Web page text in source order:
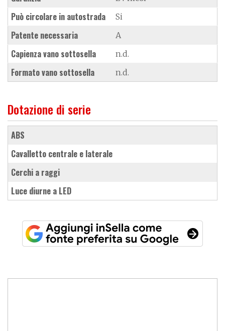
Può circolare in autostrada Si
Patente necessaria A
Capienza vano sottosella n.d.
Formato vano sottosella n.d.
Dotazione di serie
ABS
cavalletto centrale e laterale
cerchi a raggi
Luce diurne a LED